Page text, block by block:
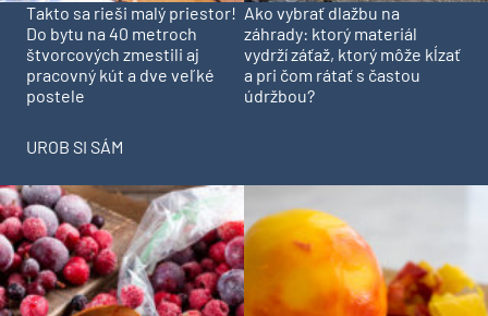
Takto sa rieši malý priestor!
Do bytu na 40 metroch
štvorcových zmestili aj
pracovný kút a dve veľké
postele
Ako vybrať dlažbu na
záhrady: ktorý materiál
vydrží záťaž, ktorý môže kĺzať
a pri čom rátať s častou
údržbou?
UROB SI SÁM